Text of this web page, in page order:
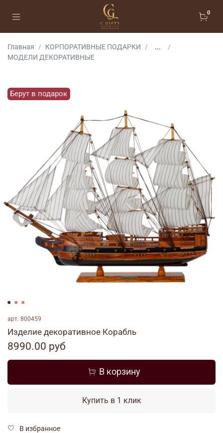
0
Главная КОРПОРАТИВНЫЕ ПОДАРКИ
...
МОДЕЛИ ДЕКОРАТИВНЫЕ
Берут в подарок
арт. 800459
Изделие декоративное Корабль
8990.00 руб
В корзину
Купить в 1 клик
В избранное